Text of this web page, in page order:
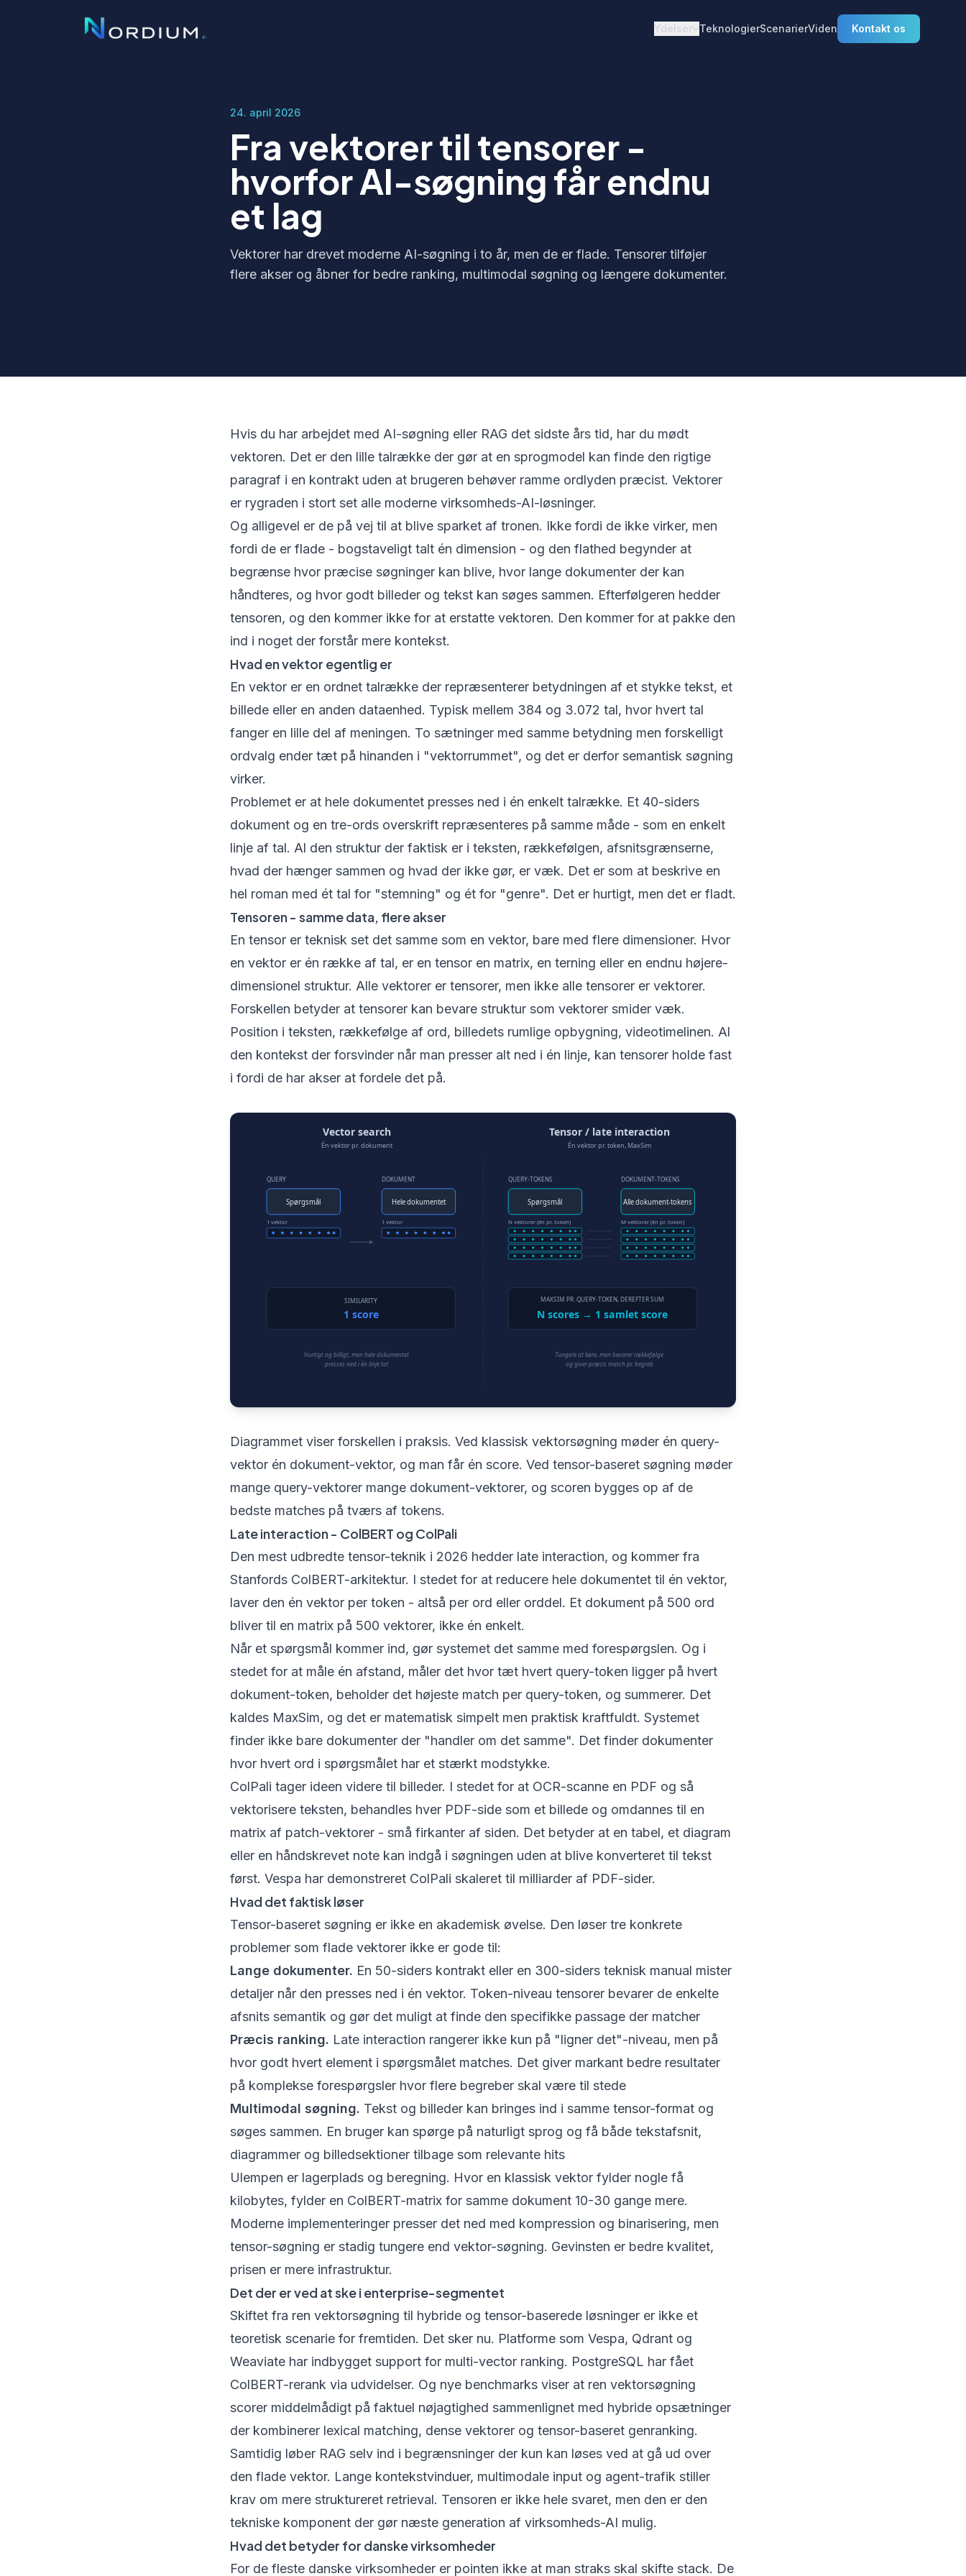
Ydelser TeknologierScenarierViden Kontakt os
24. april 2026
Fra vektorer til tensorer -
hvorfor AI-søgning får endnu
et lag
Vektorer har drevet moderne AI-søgning i to år, men de er flade. Tensorer tilføjer
flere akser og åbner for bedre ranking, multimodal søgning og længere dokumenter.
Hvis du har arbejdet med AI-søgning eller RAG det sidste års tid, har du mødt
vektoren. Det er den lille talrække der gør at en sprogmodel kan finde den rigtige
paragraf i en kontrakt uden at brugeren behøver ramme ordlyden præcist. Vektorer
er rygraden i stort set alle moderne virksomheds-AI-løsninger.
Og alligevel er de på vej til at blive sparket af tronen. Ikke fordi de ikke virker, men
fordi de er flade - bogstaveligt talt én dimension - og den flathed begynder at
begrænse hvor præcise søgninger kan blive, hvor lange dokumenter der kan
håndteres, og hvor godt billeder og tekst kan søges sammen. Efterfølgeren hedder
tensoren, og den kommer ikke for at erstatte vektoren. Den kommer for at pakke den
ind i noget der forstår mere kontekst.
Hvad en vektor egentlig er
En vektor er en ordnet talrække der repræsenterer betydningen af et stykke tekst, et
billede eller en anden dataenhed. Typisk mellem 384 og 3.072 tal, hvor hvert tal
fanger en lille del af meningen. To sætninger med samme betydning men forskelligt
ordvalg ender tæt på hinanden i "vektorrummet", og det er derfor semantisk søgning
virker.
Problemet er at hele dokumentet presses ned i én enkelt talrække. Et 40-siders
dokument og en tre-ords overskrift repræsenteres på samme måde - som en enkelt
linje af tal. Al den struktur der faktisk er i teksten, rækkefølgen, afsnitsgrænserne,
hvad der hænger sammen og hvad der ikke gør, er væk. Det er som at beskrive en
hel roman med ét tal for "stemning" og ét for "genre". Det er hurtigt, men det er fladt.
Tensoren - samme data, flere akser
En tensor er teknisk set det samme som en vektor, bare med flere dimensioner. Hvor
en vektor er én række af tal, er en tensor en matrix, en terning eller en endnu højere-
dimensionel struktur. Alle vektorer er tensorer, men ikke alle tensorer er vektorer.
Forskellen betyder at tensorer kan bevare struktur som vektorer smider væk.
Position i teksten, rækkefølge af ord, billedets rumlige opbygning, videotimelinen. Al
den kontekst der forsvinder når man presser alt ned i én linje, kan tensorer holde fast
i fordi de har akser at fordele det på.
Diagrammet viser forskellen i praksis. Ved klassisk vektorsøgning møder én query-
vektor én dokument-vektor, og man får én score. Ved tensor-baseret søgning møder
mange query-vektorer mange dokument-vektorer, og scoren bygges op af de
bedste matches på tværs af tokens.
Late interaction - ColBERT og ColPali
Den mest udbredte tensor-teknik i 2026 hedder late interaction, og kommer fra
Stanfords ColBERT-arkitektur. I stedet for at reducere hele dokumentet til én vektor,
laver den én vektor per token - altså per ord eller orddel. Et dokument på 500 ord
bliver til en matrix på 500 vektorer, ikke én enkelt.
Når et spørgsmål kommer ind, gør systemet det samme med forespørgslen. Og i
stedet for at måle én afstand, måler det hvor tæt hvert query-token ligger på hvert
dokument-token, beholder det højeste match per query-token, og summerer. Det
kaldes MaxSim, og det er matematisk simpelt men praktisk kraftfuldt. Systemet
finder ikke bare dokumenter der "handler om det samme". Det finder dokumenter
hvor hvert ord i spørgsmålet har et stærkt modstykke.
ColPali tager ideen videre til billeder. I stedet for at OCR-scanne en PDF og så
vektorisere teksten, behandles hver PDF-side som et billede og omdannes til en
matrix af patch-vektorer - små firkanter af siden. Det betyder at en tabel, et diagram
eller en håndskrevet note kan indgå i søgningen uden at blive konverteret til tekst
først. Vespa har demonstreret ColPali skaleret til milliarder af PDF-sider.
Hvad det faktisk løser
Tensor-baseret søgning er ikke en akademisk øvelse. Den løser tre konkrete
problemer som flade vektorer ikke er gode til:
Lange dokumenter. En 50-siders kontrakt eller en 300-siders teknisk manual mister
detaljer når den presses ned i én vektor. Token-niveau tensorer bevarer de enkelte
afsnits semantik og gør det muligt at finde den specifikke passage der matcher
Præcis ranking. Late interaction rangerer ikke kun på "ligner det"-niveau, men på
hvor godt hvert element i spørgsmålet matches. Det giver markant bedre resultater
på komplekse forespørgsler hvor flere begreber skal være til stede
Multimodal søgning. Tekst og billeder kan bringes ind i samme tensor-format og
søges sammen. En bruger kan spørge på naturligt sprog og få både tekstafsnit,
diagrammer og billedsektioner tilbage som relevante hits
Ulempen er lagerplads og beregning. Hvor en klassisk vektor fylder nogle få
kilobytes, fylder en ColBERT-matrix for samme dokument 10-30 gange mere.
Moderne implementeringer presser det ned med kompression og binarisering, men
tensor-søgning er stadig tungere end vektor-søgning. Gevinsten er bedre kvalitet,
prisen er mere infrastruktur.
Det der er ved at ske i enterprise-segmentet
Skiftet fra ren vektorsøgning til hybride og tensor-baserede løsninger er ikke et
teoretisk scenarie for fremtiden. Det sker nu. Platforme som Vespa, Qdrant og
Weaviate har indbygget support for multi-vector ranking. PostgreSQL har fået
ColBERT-rerank via udvidelser. Og nye benchmarks viser at ren vektorsøgning
scorer middelmådigt på faktuel nøjagtighed sammenlignet med hybride opsætninger
der kombinerer lexical matching, dense vektorer og tensor-baseret genranking.
Samtidig løber RAG selv ind i begrænsninger der kun kan løses ved at gå ud over
den flade vektor. Lange kontekstvinduer, multimodale input og agent-trafik stiller
krav om mere struktureret retrieval. Tensoren er ikke hele svaret, men den er den
tekniske komponent der gør næste generation af virksomheds-AI mulig.
Hvad det betyder for danske virksomheder
For de fleste danske virksomheder er pointen ikke at man straks skal skifte stack. De